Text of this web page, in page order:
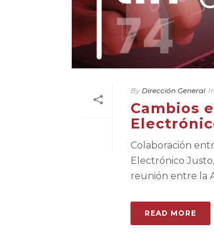
By Dirección General In
Cambios
Colaboración
Electrónico
reunión entre la
READ MORE